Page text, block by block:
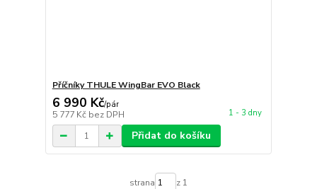
Příčníky THULE WingBar EVO Black
6 990 Kč/pár
5 777 Kč bez DPH 1 - 3 dny
Přidat do košíku
strana z 1